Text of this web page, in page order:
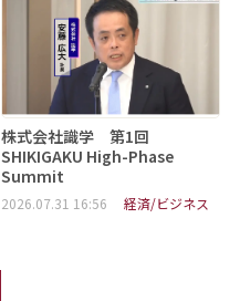
株式会社識学 第1回
SHIKIGAKU High-Phase
Summit
2026.07.31 16:56 経済/ビジネス